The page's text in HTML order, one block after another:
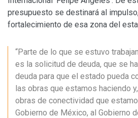
presupuesto se destinará al
fortalecimiento de esa zona del
“Parte de lo que se estuvo
es la solicitud de deuda, que se
deuda para que el estado pueda
las obras que estamos haciendo
obras de conectividad que
Gobierno de México, al Gobierno